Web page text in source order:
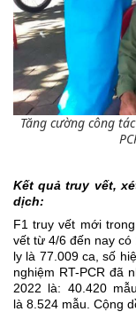
Tăng cường công
Kết quả truy vết,
dịch:
F1 truy vết mới
vết từ 4/6 đến nay có
ly là 77.009 ca, số
nghiệm RT-PCR đã
2022 là: 40.420
là 8.524 mẫu. Cộng